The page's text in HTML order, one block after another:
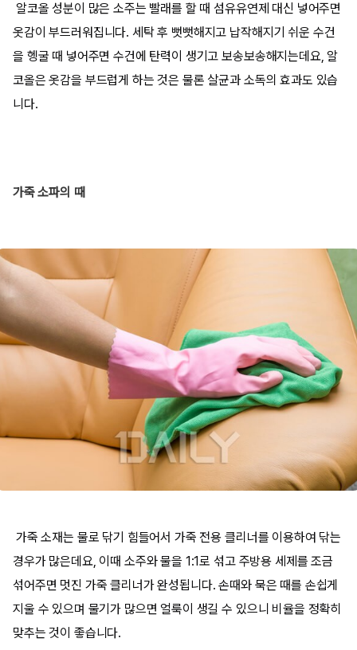
알코올 성분이 많은 소주는 빨래를 할 때 섬유유연제 대신 넣어주면
옷감이 부드러워집니다. 세탁 후 뻣뻣해지고 납작해지기 쉬운 수건
을 헹굴 때 넣어주면 수건에 탄력이 생기고 보송보송해지는데요, 알
코올은 옷감을 부드럽게 하는 것은 물론 살균과 소독의 효과도 있습
니다.
가죽 소파의 때
가죽 소재는 물로 닦기 힘들어서 가죽 전용 클리너를 이용하여 닦는
경우가 많은데요, 이때 소주와 물을 1:1로 섞고 주방용 세제를 조금
섞어주면 멋진 가죽 클리너가 완성됩니다. 손때와 묵은 때를 손쉽게
지울 수 있으며 물기가 많으면 얼룩이 생길 수 있으니 비율을 정확히
맞추는 것이 좋습니다.